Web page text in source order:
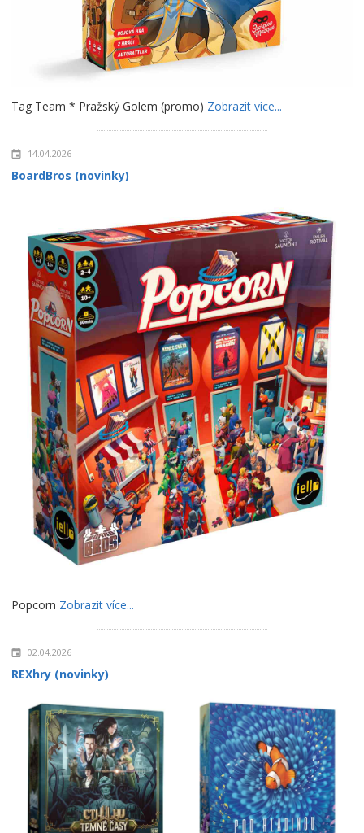
Tag Team * Pražský Golem (promo) Zobrazit více...
14.04.2026
BoardBros (novinky)
Popcorn Zobrazit více...
02.04.2026
REXhry (novinky)